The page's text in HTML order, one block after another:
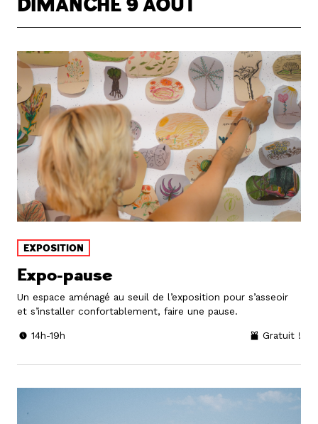
DIMANCHE 9 AOÛT
EXPOSITION
Expo-pause
Un espace aménagé au seuil de l’exposition pour s’asseoir
et s’installer confortablement, faire une pause.
14h-19h Gratuit !